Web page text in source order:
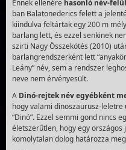
Ennek ellenére hasonló név-
ban Balatonederics felett a
kiindulva feltártak egy 200 m
barlang lett, és ezzel senkinek
szirti Nagy Összekötés (2010)
barlangrendszerként lett
Leány” név, sem a rendszer
neve nem érvényesült.
A Dinó-rejtek név egyébként
hogy valami dinoszaurusz-
“Dinó”. Ezzel semmi gond nincs
életszerűtlen, hogy egy
komolytalan dolog határozza